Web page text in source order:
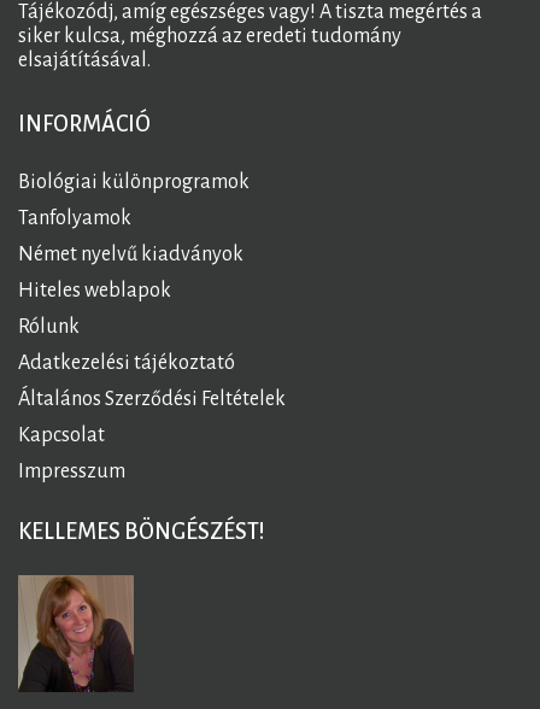
Tájékozódj, amíg egészséges vagy! A tiszta megértés a
siker kulcsa, méghozzá az eredeti tudomány
elsajátításával.
INFORMÁCIÓ
Biológiai különprogramok
Tanfolyamok
Német nyelvű kiadványok
Hiteles weblapok
Rólunk
Adatkezelési tájékoztató
Általános Szerződési Feltételek
Kapcsolat
Impresszum
KELLEMES BÖNGÉSZÉST!